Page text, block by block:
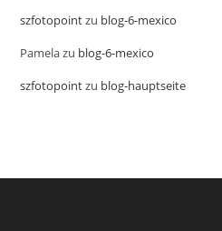
szfotopointzu blog-6-mexico
Pamelazu blog-6-mexico
szfotopointzu blog-hauptseite